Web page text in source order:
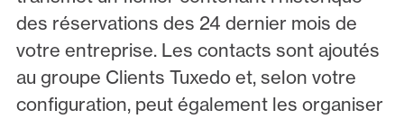
des réservations des 24 dernier mois de
votre entreprise. Les contacts sont ajoutés
au groupe Clients Tuxedo et, selon votre
configuration, peut également les organiser